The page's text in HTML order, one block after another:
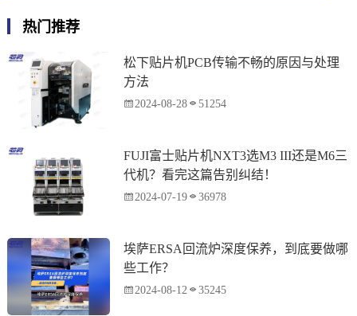
热门推荐
松下贴片机PCB传输不畅的原因与处理
方法
2024-08-28 51254
FUJI富士贴片机NXT3选M3 III还是M6三
代机？看完这篇告别纠结！
2024-07-19 36978
埃萨ERSA回流炉深度保养，到底要做哪
些工作？
2024-08-12 35245